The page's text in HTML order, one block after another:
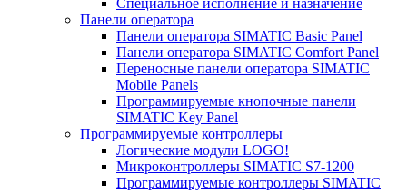
Специальное исполнение и назначение
Панели оператора
Панели оператора SIMATIC Basic Panel
Панели оператора SIMATIC Comfort Panel
Переносные панели оператора SIMATIC
Mobile Panels
Программируемые кнопочные панели
SIMATIC Key Panel
Программируемые контроллеры
Логические модули LOGO!
Микроконтроллеры SIMATIC S7-1200
Программируемые контроллеры SIMATIC